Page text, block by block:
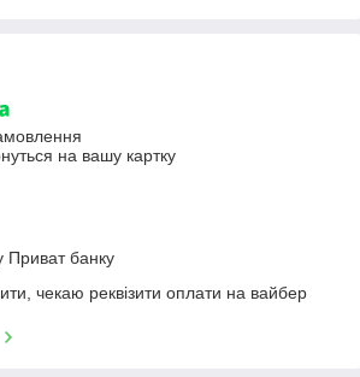
на вашу картку
Приват банку
чекаю реквізити оплати на вайбер